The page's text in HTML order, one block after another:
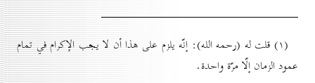
(۱) قلت له (رحمه الله): إنّه يلزم على هذا أن لا يجب الإكرام في تمام
عمود الزمان إلّا مرّة واحدة.